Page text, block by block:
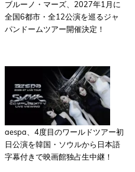
ブルーノ・マーズ、2027年1月に
全国6都市・全12公演を巡るジャ
パンドームツアー開催決定！
aespa、4度目のワールドツアー初
日公演を韓国・ソウルから日本語
字幕付きで映画館独占生中継！